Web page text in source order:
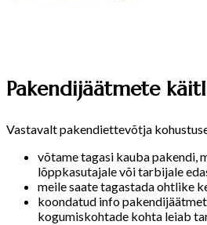
Pakendijäätmete
Vastavalt pakendiettevõtja
võtame tagasi kauba pakendi,
lõppkasutajale või tarbijale
meile saate tagastada ohtlike
koondatud info
kogumiskohtade kohta leiab